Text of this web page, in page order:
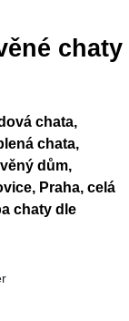
chaty
chata,
chata,
dům,
Praha, celá
chaty dle